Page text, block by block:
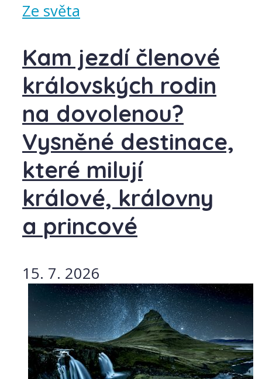
Ze světa
Kam jezdí členové
královských rodin
na dovolenou?
Vysněné destinace,
které milují
králové, královny
a princové
15. 7. 2026